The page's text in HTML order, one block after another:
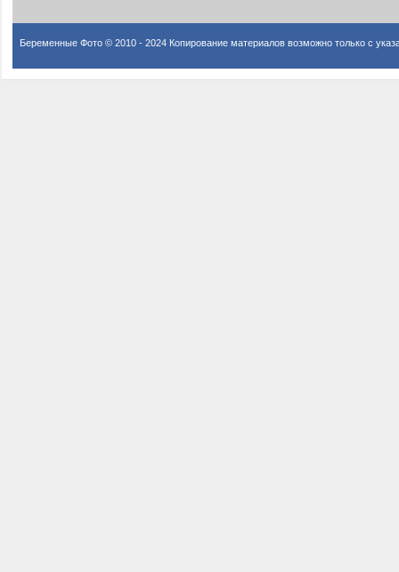
Беременные Фото © 2010 - 2024 Копирование материалов возможно только с